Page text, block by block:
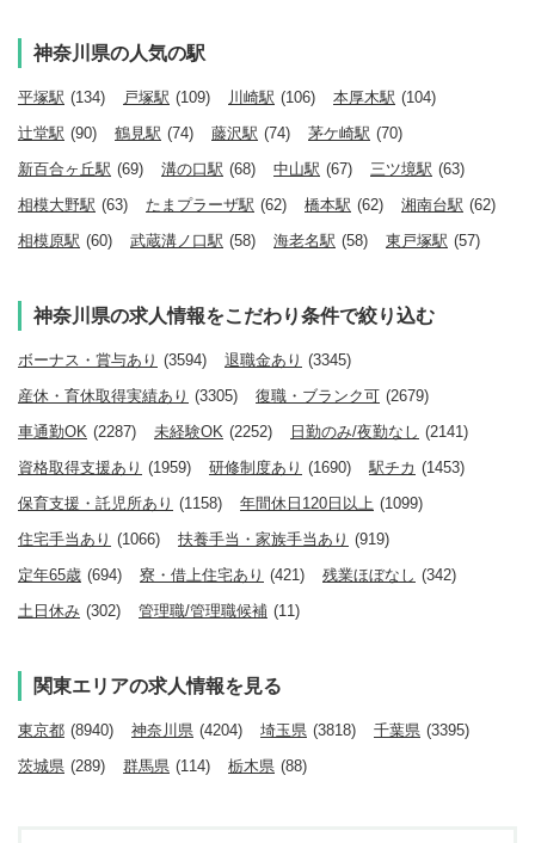
神奈川県の人気の駅
平塚駅 (134) 戸塚駅 (109) 川崎駅 (106) 本厚木駅 (104)
辻堂駅 (90) 鶴見駅 (74) 藤沢駅 (74) 茅ケ崎駅 (70)
新百合ヶ丘駅 (69) 溝の口駅 (68) 中山駅 (67) 三ツ境駅 (63)
相模大野駅 (63) たまプラーザ駅 (62) 橋本駅 (62) 湘南台駅 (62)
相模原駅 (60) 武蔵溝ノ口駅 (58) 海老名駅 (58) 東戸塚駅 (57)
神奈川県の求人情報をこだわり条件で絞り込む
ボーナス・賞与あり (3594) 退職金あり (3345)
産休・育休取得実績あり (3305) 復職・ブランク可 (2679)
車通勤OK (2287) 未経験OK (2252) 日勤のみ/夜勤なし (2141)
資格取得支援あり (1959) 研修制度あり (1690) 駅チカ (1453)
保育支援・託児所あり (1158) 年間休日120日以上 (1099)
住宅手当あり (1066) 扶養手当・家族手当あり (919)
定年65歳 (694) 寮・借上住宅あり (421) 残業ほぼなし (342)
土日休み (302) 管理職/管理職候補 (11)
関東エリアの求人情報を見る
東京都 (8940) 神奈川県 (4204) 埼玉県 (3818) 千葉県 (3395)
茨城県 (289) 群馬県 (114) 栃木県 (88)